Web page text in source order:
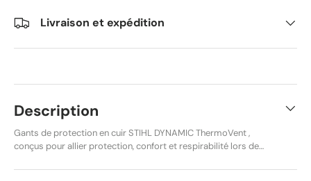
Livraison et expédition
Description
Gants de protection en cuir STIHL DYNAMIC ThermoVent ,
conçus pour allier protection, confort et respirabilité lors des
professionnelles. Grâce à la conception ThermoVent, ces